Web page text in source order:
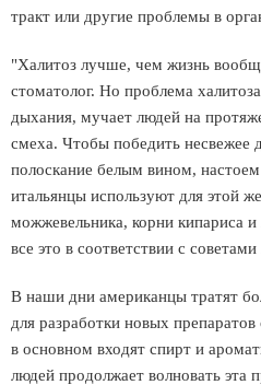
тракт или другие проблемы в
"Халитоз лучше, чем жизнь
стоматолог. Но проблема
дыхания, мучает людей на
смеха. Чтобы победить несвежее
полоскание белым вином,
итальянцы используют для этой
можжевельника, корни кипариса
все это в соответствии с
В наши дни американцы тратят
для разработки новых
в основном входят спирт и
людей продолжает волновать эта